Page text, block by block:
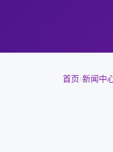
首页›新闻中